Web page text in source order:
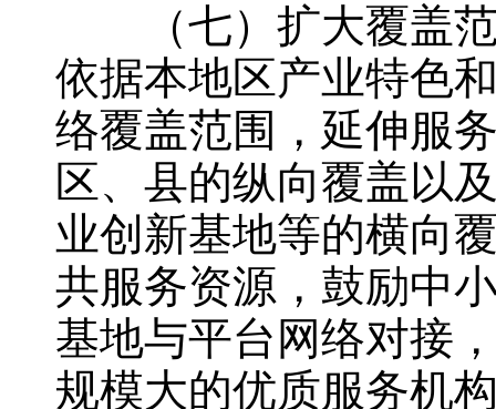
（七）扩大覆盖范
依据本地区产业特色
络覆盖范围，延伸服
区、县的纵向覆盖以
业创新基地等的横向
共服务资源，鼓励中
基地与平台网络对接
规模大的优质服务机